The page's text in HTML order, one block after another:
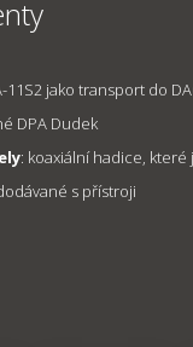
11S2 jako transport do
DPA Dudek
: koaxiální hadice,
s přístroji